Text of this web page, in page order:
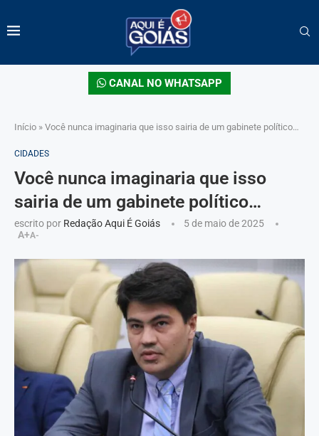
CANAL NO WHATSAPP
Início » Você nunca imaginaria que isso sairia de um gabinete político…
CIDADES
Você nunca imaginaria que isso
sairia de um gabinete político…
escrito por Redação Aqui É Goiás
5 de maio de 2025
A+A-